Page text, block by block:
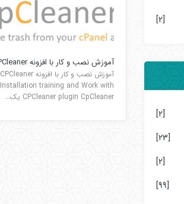
[2]
[2]
[23]
[2]
[99]
آموزش نصب و کار با افزونه CPCleaner
آموزش نصب و کار با افزونه CPCleaner
Installation training and Work with
CPCleaner plugin CpCleaner یک...